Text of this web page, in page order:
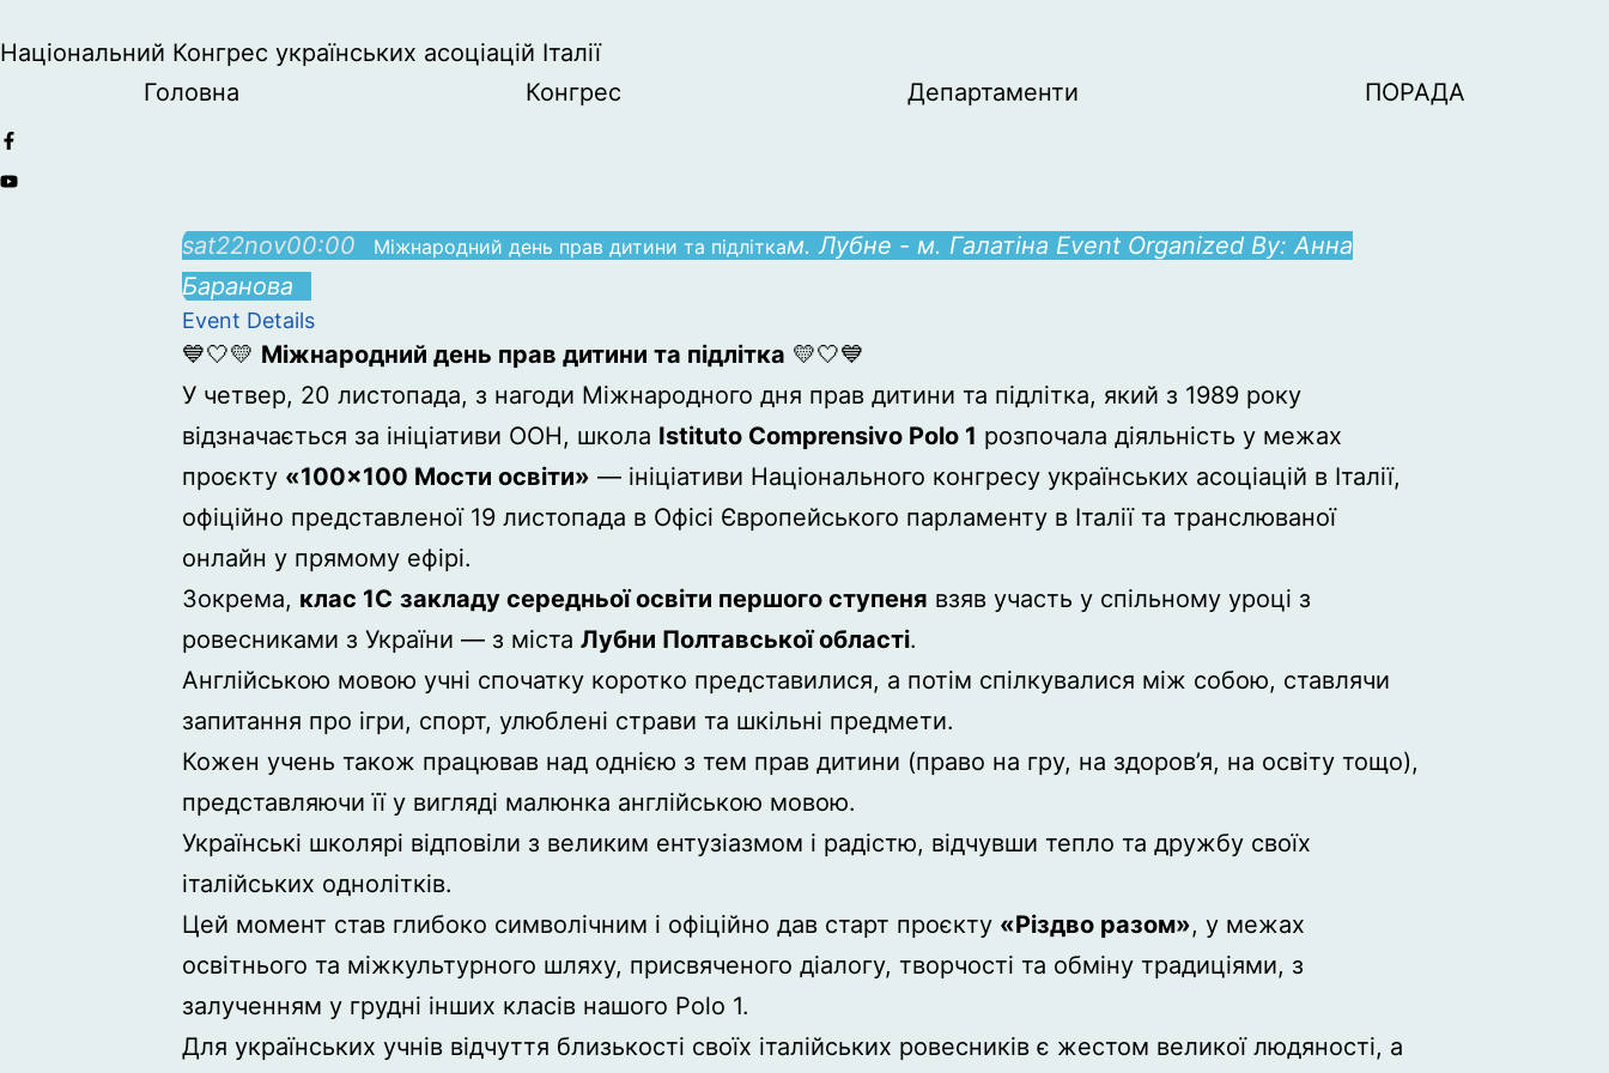
Національний Конгрес українських асоціацій Італії
Головна
Конгрес Департаменти ПОРАДА
sat22nov00:00 Міжнародний день прав дитини та підліткам. Лубне - м. Галатіна Event Organized By: Анна
Баранова
Event Details
💙🤍💛 Міжнародний день прав дитини та підлітка 💛🤍💙
У четвер, 20 листопада, з нагоди Міжнародного дня прав дитини та підлітка, який з 1989 року
відзначається за ініціативи ООН, школа Istituto Comprensivo Polo 1 розпочала діяльність у межах
проєкту «100×100 Мости освіти» — ініціативи Національного конгресу українських асоціацій в Італії,
офіційно представленої 19 листопада в Офісі Європейського парламенту в Італії та транслюваної
онлайн у прямому ефірі.
Зокрема, клас 1C закладу середньої освіти першого ступеня взяв участь у спільному уроці з
ровесниками з України — з міста Лубни Полтавської області.
Англійською мовою учні спочатку коротко представилися, а потім спілкувалися між собою, ставлячи
запитання про ігри, спорт, улюблені страви та шкільні предмети.
Кожен учень також працював над однією з тем прав дитини (право на гру, на здоров’я, на освіту тощо),
представляючи її у вигляді малюнка англійською мовою.
Українські школярі відповіли з великим ентузіазмом і радістю, відчувши тепло та дружбу своїх
італійських однолітків.
Цей момент став глибоко символічним і офіційно дав старт проєкту «Різдво разом», у межах
освітнього та міжкультурного шляху, присвяченого діалогу, творчості та обміну традиціями, з
залученням у грудні інших класів нашого Polo 1.
Для українських учнів відчуття близькості своїх італійських ровесників є жестом великої людяності, а